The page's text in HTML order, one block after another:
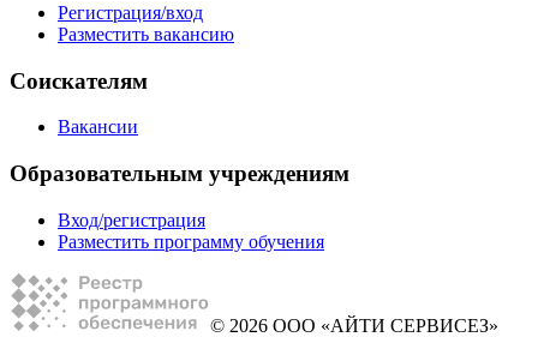
Регистрация/вход
Разместить вакансию
Соискателям
Вакансии
Образовательным учреждениям
Вход/регистрация
Разместить программу обучения
© 2026 ООО «АЙТИ СЕРВИСЕЗ»